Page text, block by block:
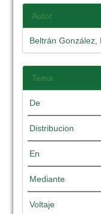
Autor
Beltrán González,
Tema
De
Distribucion
En
Mediante
Voltaje